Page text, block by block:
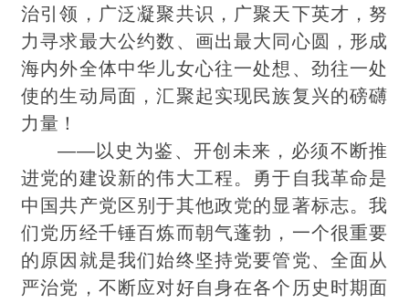
治引领，广泛凝聚共识，广聚天下英才，努
力寻求最大公约数、画出最大同心圆，形成
海内外全体中华儿女心往一处想、劲往一处
使的生动局面，汇聚起实现民族复兴的磅礴
力量！
——以史为鉴、开创未来，必须不断推
进党的建设新的伟大工程。勇于自我革命是
中国共产党区别于其他政党的显著标志。我
们党历经千锤百炼而朝气蓬勃，一个很重要
的原因就是我们始终坚持党要管党、全面从
严治党，不断应对好自身在各个历史时期面